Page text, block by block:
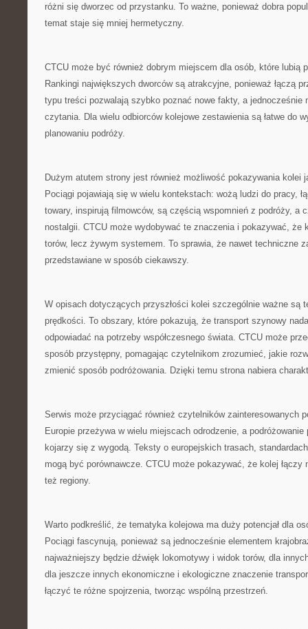
różni się dworzec od przystanku. To ważne, ponieważ dobra
temat staje się mniej hermetyczny.
CTCU może być również dobrym miejscem dla osób, które lubią
Rankingi największych dworców są atrakcyjne, ponieważ łączą
typu treści pozwalają szybko poznać nowe fakty, a jednocześnie
czytania. Dla wielu odbiorców kolejowe zestawienia są łatwe do
planowaniu podróży.
Dużym atutem strony jest również możliwość pokazywania kolei
Pociągi pojawiają się w wielu kontekstach: wożą ludzi do pracy,
towary, inspirują filmowców, są częścią wspomnień z podróży, a
nostalgii. CTCU może wydobywać te znaczenia i pokazywać, że
torów, lecz żywym systemem. To sprawia, że nawet techniczne
przedstawiane w sposób ciekawszy.
W opisach dotyczących przyszłości kolei szczególnie ważne są
prędkości. To obszary, które pokazują, że transport szynowy
odpowiadać na potrzeby współczesnego świata. CTCU może
sposób przystępny, pomagając czytelnikom zrozumieć, jakie
zmienić sposób podróżowania. Dzięki temu strona nabiera
Serwis może przyciągać również czytelników zainteresowanych
Europie przeżywa w wielu miejscach odrodzenie, a
kojarzy się z wygodą. Teksty o europejskich trasach,
mogą być porównawcze. CTCU może pokazywać, że kolej
też regiony.
Warto podkreślić, że tematyka kolejowa ma duży potencjał dla
Pociągi fascynują, ponieważ są jednocześnie elementem
najważniejszy będzie dźwięk lokomotywy i widok torów, dla
dla jeszcze innych ekonomiczne i ekologiczne znaczenie
łączyć te różne spojrzenia, tworząc wspólną przestrzeń.